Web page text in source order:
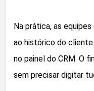
Na prática, as
ao histórico do
no painel do CRM. O
sem precisar digitar